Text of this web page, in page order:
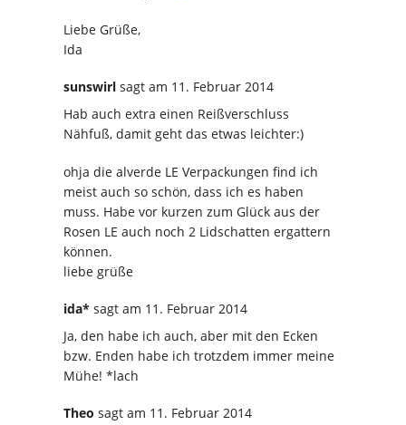
Liebe Grüße,
Ida
sunswirl sagt am 11. Februar 2014
Hab auch extra einen Reißverschluss
Nähfuß, damit geht das etwas leichter:)
ohja die alverde LE Verpackungen find ich
meist auch so schön, dass ich es haben
muss. Habe vor kurzen zum Glück aus der
Rosen LE auch noch 2 Lidschatten ergattern
können.
liebe grüße
ida* sagt am 11. Februar 2014
Ja, den habe ich auch, aber mit den Ecken
bzw. Enden habe ich trotzdem immer meine
Mühe! *lach
Theo sagt am 11. Februar 2014